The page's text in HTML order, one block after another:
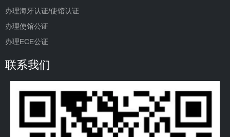
办理海牙认证/使馆认证
办理使馆公证
办理ECE公证
联系我们